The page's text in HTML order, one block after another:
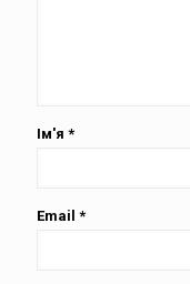
Ім'я *
Email *